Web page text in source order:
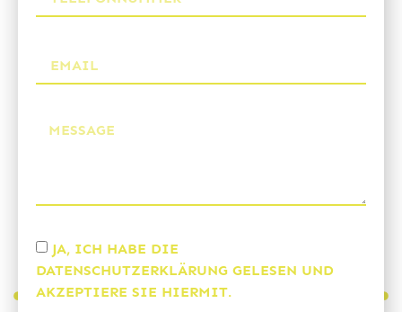
JA, ICH HABE DIE
DATENSCHUTZERKLÄRUNG GELESEN UND
AKZEPTIERE SIE HIERMIT.